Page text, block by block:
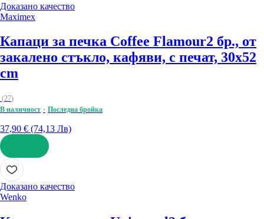
Доказано качество
Maximex
Капаци за печка Coffee Flamour2 бр., от
закалено стъкло, кафяви, с печат, 30x52
cm
(27)
В наличност
Последна бройка
37,90 € (74,13 Лв)
ДОБАВИ
Доказано качество
Wenko